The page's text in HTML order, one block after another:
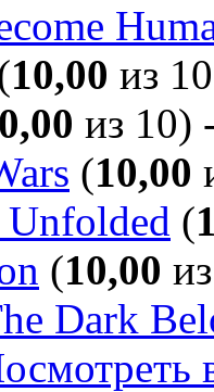
10,00 из
из 10)
(10,00
Unfolded (
(10,00
Dark